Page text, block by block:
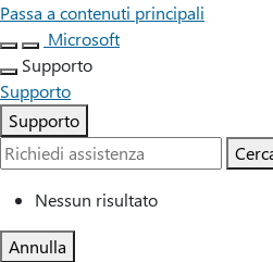
Passa a contenuti principali
Microsoft
Supporto
Supporto
Supporto
Nessun risultato
Annulla